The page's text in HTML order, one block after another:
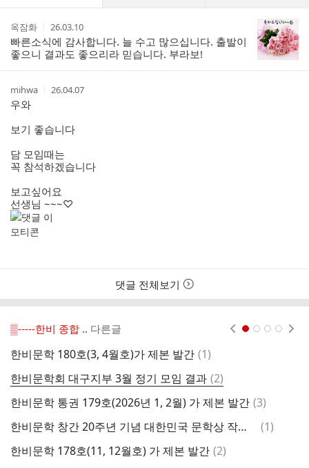
트
작
성
자
옥잠화
작
성
시
간
26.03.10
빠른소식에 감사합니다. 늘 수고 많으십니다. 출발이
좋으니 결과도 좋으리라 믿습니다. 부라보!
작
성
자
mihwa
작
26.04.07
우와
보기 좋습니다
담 모임때는
꼭 참석하겠습니다
보고싶어요
선생님 ~~~♡
댓글 전체보기
▒-----한비 종합 .. 다른글
한비문학 180호(3, 4월호)가 제본 발간 댓
(1)
한비문학회 대구지부 3월 정기 모임 결과 댓
글
(2)
한비문학 통권 179호(2026년 1, 2월) 가 제본 발간 댓
(3)
한비문학 창간 20주년 기념 대한민국 문학상 작품 공모
댓
(1)
한비문학 178호(11, 12월호) 가 제본 발간 댓
(2)